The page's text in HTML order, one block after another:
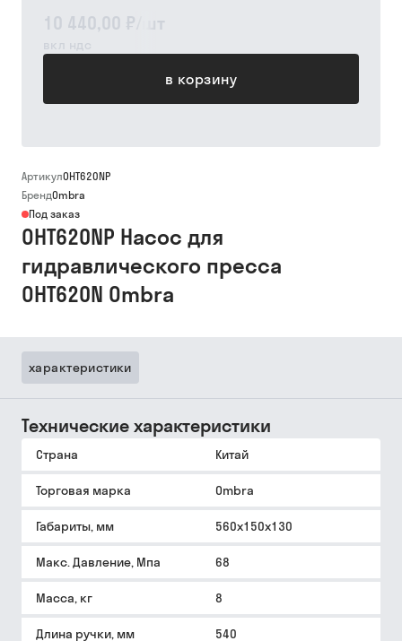
10 440,00 ₽ шт
вкл ндс
в корзину
АртикулОНТ620NР
БрендOmbra
Под заказ
OHT620NP Насос для
гидравлического пресса
OHT620N Ombra
характеристики
Технические характеристики
Страна Китай
Торговая марка Ombra
Габариты, мм 560x150x130
Макс. Давление, Мпа 68
Масса, кг 8
Длина ручки, мм 540